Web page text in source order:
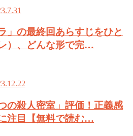
」の最終回あらすじをひと
）、どんな形で完…
の殺人密室」評価！正義感
注目【無料で読む…